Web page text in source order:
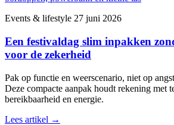
Events & lifestyle 27 juni 2026
Een festivaldag slim inpakken
voor de zekerheid
Pak op functie en weerscenario, niet op
Deze compacte aanpak houdt rekening met
bereikbaarheid en energie.
Lees artikel →